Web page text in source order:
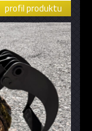
profil produktu